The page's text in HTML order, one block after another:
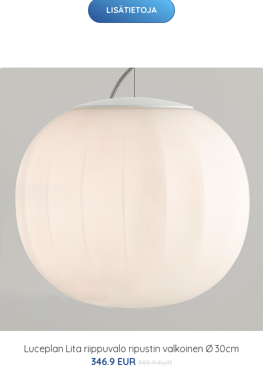
LISÄTIETOJA
Luceplan Lita riippuvalo ripustin valkoinen Ø 30cm
346.9 EUR 385.9 EUR